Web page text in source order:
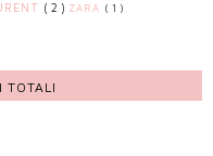
( 2 ) ZARA ( 1 )
TOTALI